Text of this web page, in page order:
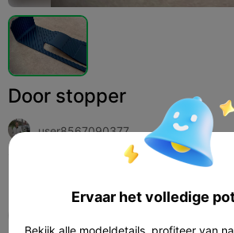
Door stopper
user8567090377
Ervaar het volledige
Bekijk alle modeldetails, profiteer van